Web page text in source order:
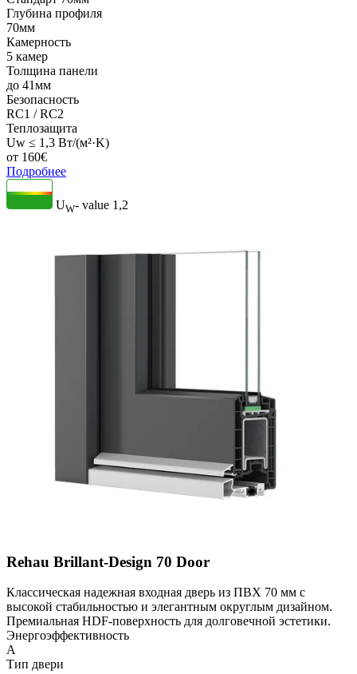
Глубина профиля
70мм
Камерность
5 камер
Толщина панели
до 41мм
Безопасность
RC1 / RC2
Теплозащита
Uw ≤ 1,3 Вт/(м²·K)
от 160€
Подробнее
UW- value 1,2
Rehau Brillant-Design 70 Door
Классическая надежная входная дверь из ПВХ 70 мм с
высокой стабильностью и элегантным округлым дизайном.
Премиальная HDF-поверхность для долговечной эстетики.
Энергоэффективность
A
Тип двери